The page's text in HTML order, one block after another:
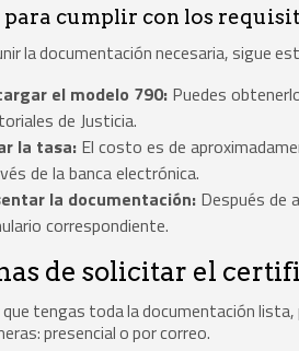
para cumplir con los
la documentación necesaria, sigue
el modelo 790: Puedes
de Justicia.
la tasa: El costo es de
de la banca electrónica.
la documentación: Después de
correspondiente.
de solicitar el
que tengas toda la documentación
presencial o por correo.